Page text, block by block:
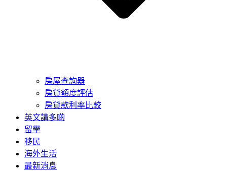
房屋查詢器
房貸額度評估
房貸款利率比較
英文講多啲
留學
移民
海外生活
最新消息